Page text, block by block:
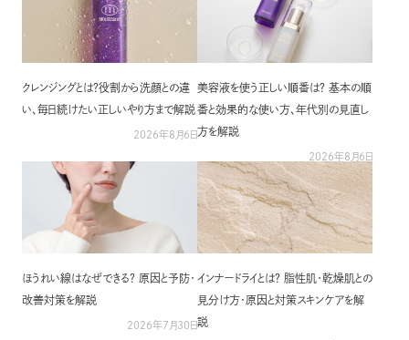
自宅で、エステ並みの本格スキンケア
エス・エス
S.S
優しさを求めるデリケートな肌に
コントラージュ
Contrage
究極のエイジレスを
Lamino series
よくあるご質問
サロンを探す
OFFICIAL SNS
Instagram
FOR BUSINESS
取扱店募集
アドバイザー専用ページ
クレンジングとは？役割から洗顔との違
い、毎日続けたい正しいやり方まで解説
2026年8月6日
美容液を使う正しい順番は？ 基本の順
番と効果的な使い方、年代別の見直し
方を解説
2026年8月6日
ほうれい線はなぜできる？ 原因と予防・
改善対策を解説
2026年7月30日
インナードライとは？ 脂性肌・乾燥肌との
見分け方・原因と対策スキンケアを解
説